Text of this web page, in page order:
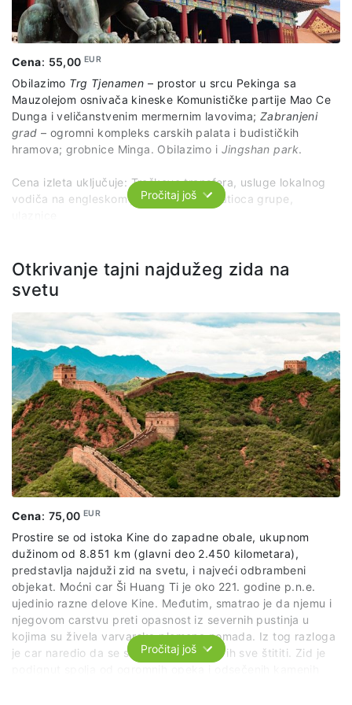
Cena: 55,00EUR
Obilazimo Trg Tjenamen – prostor u srcu Pekinga sa
Mauzolejom osnivača kineske Komunističke partije Mao Ce
Dunga i veličanstvenim mermernim lavovima;Zabranjeni
grad – ogromni kompleks carskih palata i budističkih
hramova; grobnice Minga. Obilazimo i Jingshan park.
Cena izleta uključuje: Troškove transfera, usluge lokalnog
vodiča na engleskom jeziku, uslugu pratioca grupe,
Pročitaj još
Otkrivanje tajni najdužeg zida na
svetu
Cena: 75,00EUR
Prostire se od istoka Kine do zapadne obale, ukupnom
dužinom od 8.851 km (glavni deo 2.450 kilometara),
predstavlja najduži zid na svetu, i najveći odbrambeni
objekat. Moćni car Ši Huang Ti je oko 221. godine p.n.e.
ujedinio razne delove Kine. Međutim, smatrao je da njemu i
njegovom carstvu preti opasnost iz severnih pustinja u
kojima su živela varvarska plemena nomada. Iz tog razloga
je car naredio da se sagradi zid koji će ih sve štititi. Zid je
Pročitaj još